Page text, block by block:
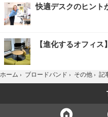
快適デスクのヒント
【進化するオフィス】
ホーム › ブロードバンド › その他 › 記